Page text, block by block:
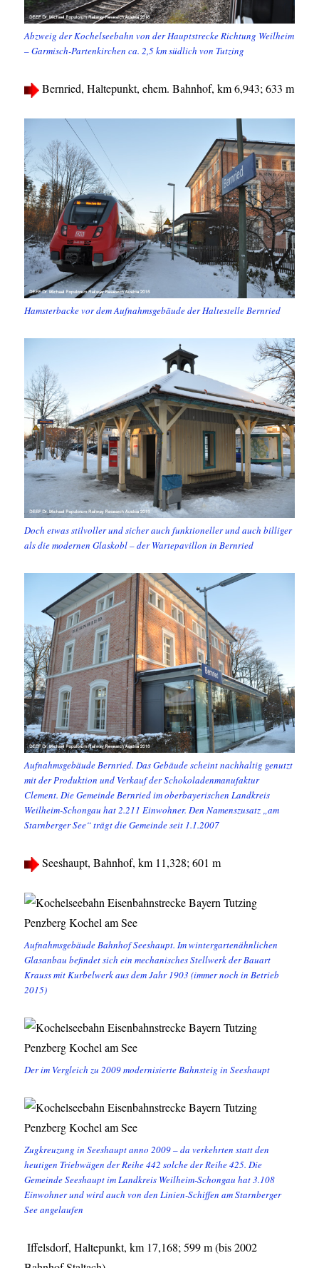
Abzweig der Kochelseebahn von der Hauptstrecke Richtung Weilheim
– Garmisch-Partenkirchen ca. 2,5 km südlich von Tutzing
Bernried, Haltepunkt, ehem. Bahnhof, km 6,943; 633 m
Hamsterbacke vor dem Aufnahmsgebäude der Haltestelle Bernried
Doch etwas stilvoller und sicher auch funktioneller und auch billiger
als die modernen Glaskobl – der Wartepavillon in Bernried
Aufnahmsgebäude Bernried. Das Gebäude scheint nachhaltig genutzt
mit der Produktion und Verkauf der Schokoladenmanufaktur
Clement. Die Gemeinde Bernried im oberbayerischen Landkreis
Weilheim-Schongau hat 2.211 Einwohner. Den Namenszusatz „am
Starnberger See“ trägt die Gemeinde seit 1.1.2007
Seeshaupt, Bahnhof, km 11,328; 601 m
Aufnahmsgebäude Bahnhof Seeshaupt. Im wintergartenähnlichen
Glasanbau befindet sich ein mechanisches Stellwerk der Bauart
Krauss mit Kurbelwerk aus dem Jahr 1903 (immer noch in Betrieb
2015)
Der im Vergleich zu 2009 modernisierte Bahnsteig in Seeshaupt
Zugkreuzung in Seeshaupt anno 2009 – da verkehrten statt den
heutigen Triebwägen der Reihe 442 solche der Reihe 425. Die
Gemeinde Seeshaupt im Landkreis Weilheim-Schongau hat 3.108
Einwohner und wird auch von den Linien-Schiffen am Starnberger
See angelaufen
Iffelsdorf, Haltepunkt, km 17,168; 599 m (bis 2002